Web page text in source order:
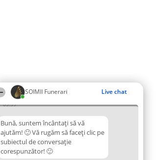
SOIMII Funerari Live chat
05:39
Bună, suntem încântați să vă
ajutăm! 🙂 Vă rugăm să faceți clic pe
subiectul de conversație
corespunzător! 🙂